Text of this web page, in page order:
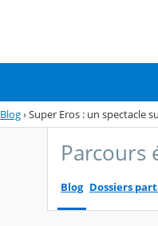
Blog›Super Eros : un spectacle
Parcours
Blog Dossiers